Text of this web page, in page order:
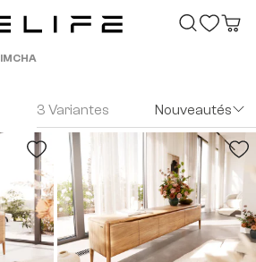
3 Variantes Nouveautés